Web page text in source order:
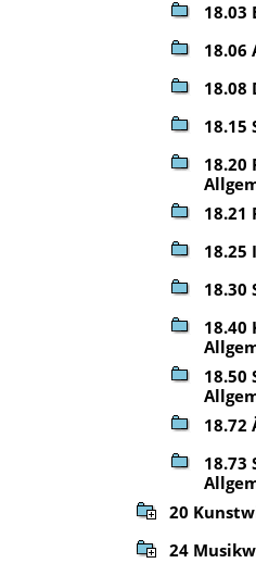
18.03
18.08
18.15
18.20
18.21
18.30
18.40
18.50
18.72
18.73
20
24